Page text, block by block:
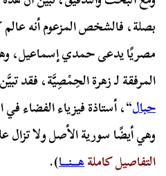
بصلة، فالشخص المزعوم أنه
مصريًا يدعى حمدي إسماعيل،
المرفقة لـ زهرة الحِمْصِيَّة، فقد
حبال“، أستاذة فيزياء الفضاء في
وهي أيضًا سورية الأصل ولا تزال
التفاصيل كاملةهـــنـــا).